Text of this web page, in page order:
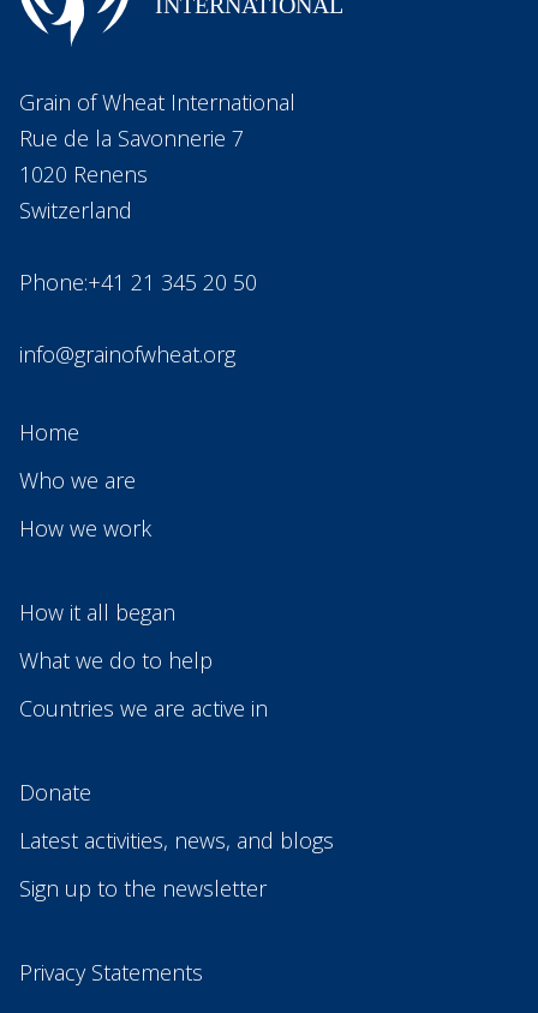
Grain of Wheat International
Rue de la Savonnerie 7
1020 Renens
Switzerland
Phone:+41 21 345 20 50
info@grainofwheat.org
Home
Who we are
How we work
How it all began
What we do to help
Countries we are active in
Donate
Latest activities, news, and blogs
Sign up to the newsletter
Privacy Statements